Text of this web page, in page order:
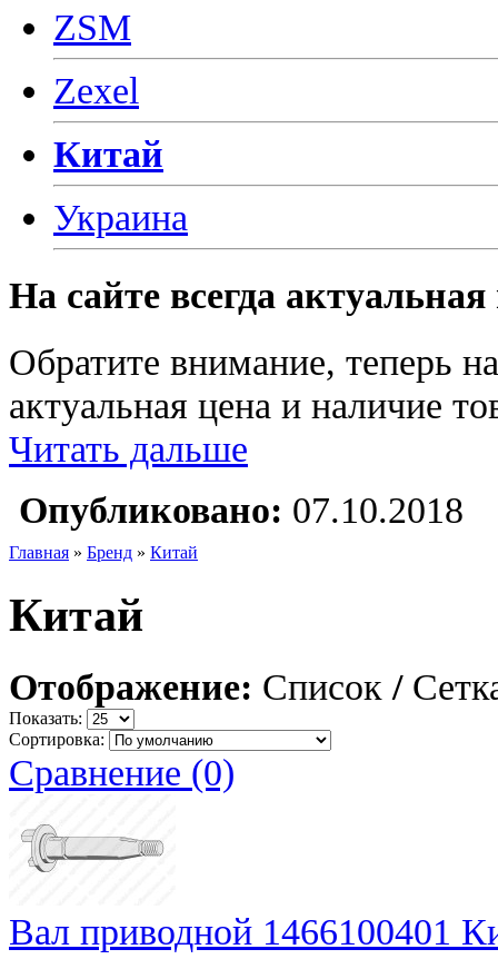
ZSM
Zexel
Китай
Украина
На сайте всегда
Обратите внимание, теперь
актуальная цена и наличие
Читать дальше
Опубликовано: 07.10.2018
Главная » Бренд » Китай
Китай
Отображение: Список /
Показать:
Сортировка:
Сравнение (0)
Вал приводной 1466100401